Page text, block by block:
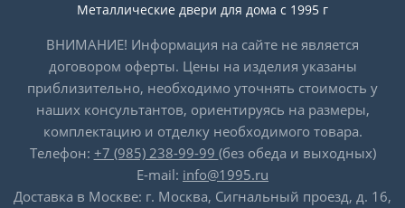
Металлические двери для дома с 1995 г
ВНИМАНИЕ! Информация на сайте не является
договором оферты. Цены на изделия указаны
приблизительно, необходимо уточнять стоимость у
наших консультантов, ориентируясь на размеры,
комплектацию и отделку необходимого товара.
Телефон: +7 (985) 238-99-99 (без обеда и выходных)
E-mail: info@1995.ru
Доставка в Москве: г. Москва, Сигнальный проезд, д. 16,